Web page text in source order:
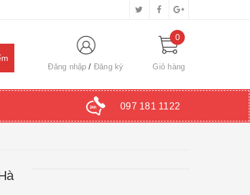
Đăng nhập Đăng ký
0
Giỏ hàng
097 181 1122